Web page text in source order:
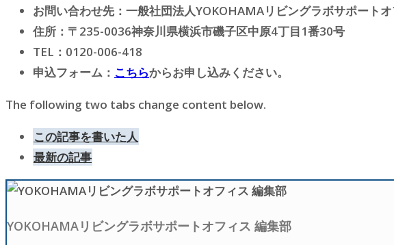
お問い合わせ先：一般社団法人YOKOHAMAリビングラボサポート
住所：〒235-0036神奈川県横浜市磯子区中原4丁目1番30号
TEL：0120-006-418
申込フォーム： こちらからお申し込みください。
The following two tabs change content below.
この記事を書いた人
最新の記事
YOKOHAMAリビングラボサポートオフィス 編集部